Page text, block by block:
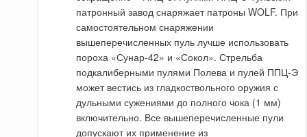
патронный завод снаряжает патроны WOLF. При
самостоятельном снаряжении
вышеперечисленных пуль лучше использовать
пороха «Сунар-42» и «Сокол». Стрельба
подкалиберными пулями Полева и пулей ППЦ-Э
может вестись из гладкоствольного оружия с
дульными сужениями до полного чока (1 мм)
включительно. Все вышеперечисленные пули
допускают их применение из